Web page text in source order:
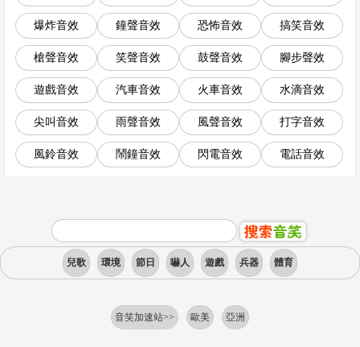
爆炸音效 鐘聲音效 恐怖音效 搞笑音效
槍聲音效 笑聲音效 鼓聲音效 腳步聲效
遊戲音效 汽車音效 火車音效 水滴音效
尖叫音效 雨聲音效 風聲音效 打字音效
風鈴音效 鬧鐘音效 閃電音效 電話音效
兒歌 環境 節日 嚇人 遊戲 兵器 體育
音笑加速站>> 歐美 亞洲